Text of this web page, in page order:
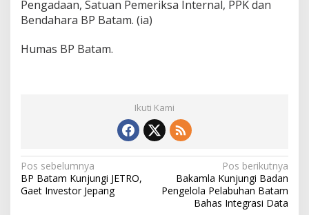
Pengadaan, Satuan Pemeriksa Internal, PPK dan
Bendahara BP Batam. (ia)
Humas BP Batam.
Ikuti Kami
N
a
Pos sebelumnya
BP Batam Kunjungi JETRO,
Gaet Investor Jepang
Pos berikutnya
Bakamla Kunjungi Badan
Pengelola Pelabuhan Batam
Bahas Integrasi Data